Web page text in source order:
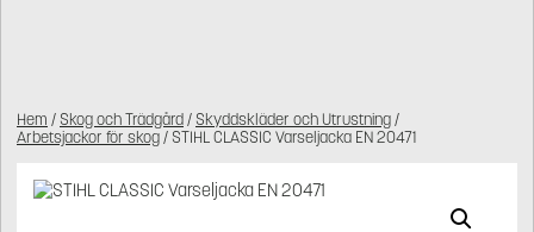
Hem / Skog och Trädgård/ Skyddskläder och Utrustning/
Arbetsjackor för skog/ STIHL CLASSIC Varseljacka EN 20471